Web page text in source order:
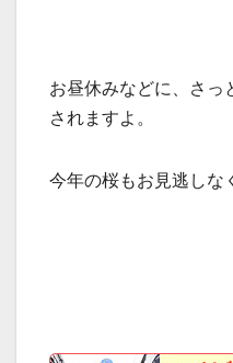
お昼休みなどに、さっ
されますよ。
今年の桜もお見逃しな